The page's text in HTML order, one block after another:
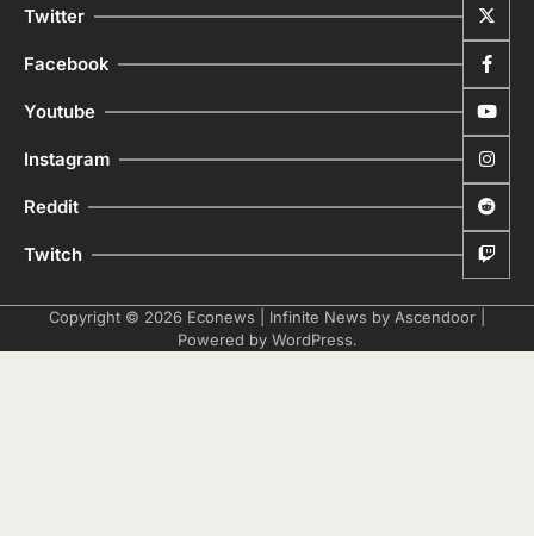
Twitter
Facebook
Youtube
Instagram
Reddit
Twitch
Copyright © 2026 Econews | Infinite News by Ascendoor
Powered by WordPress.